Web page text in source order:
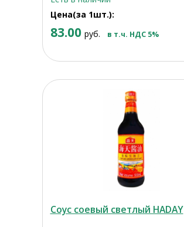
Цена(за 1шт.):
83.00 руб. в т.ч. НДС 5%
Соус соевый светлый HADAY